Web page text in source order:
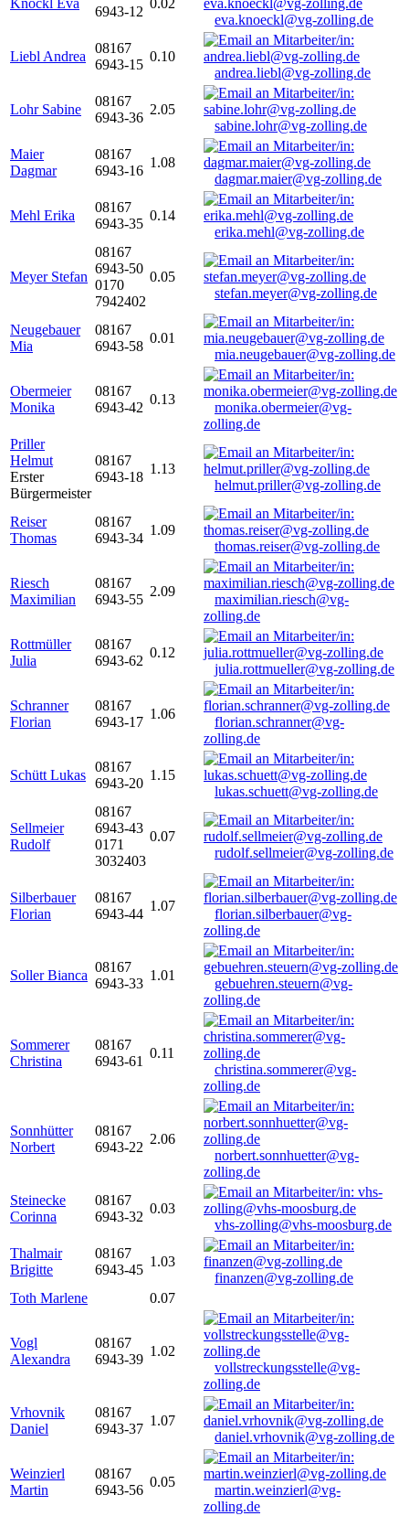
Knöckl Eva
6943-12
0.02
eva.knoeckl@vg-zolling.de
Liebl Andrea
08167
6943-15
0.10
andrea.liebl@vg-zolling.de
Lohr Sabine
08167
6943-36
2.05
sabine.lohr@vg-zolling.de
Maier
Dagmar
08167
6943-16
1.08
dagmar.maier@vg-zolling.de
Mehl Erika
08167
6943-35
0.14
erika.mehl@vg-zolling.de
Meyer Stefan
08167
6943-50
0170
7942402
0.05
stefan.meyer@vg-zolling.de
Neugebauer
Mia
08167
6943-58
0.01
mia.neugebauer@vg-zolling.de
Obermeier
Monika
08167
6943-42
0.13
monika.obermeier@vg-
zolling.de
Priller
Helmut
Erster
Bürgermeister
08167
6943-18
1.13
helmut.priller@vg-zolling.de
Reiser
Thomas
08167
6943-34
1.09
thomas.reiser@vg-zolling.de
Riesch
Maximilian
08167
6943-55
2.09
maximilian.riesch@vg-
zolling.de
Rottmüller
Julia
08167
6943-62
0.12
julia.rottmueller@vg-zolling.de
Schranner
Florian
08167
6943-17
1.06
florian.schranner@vg-
zolling.de
Schütt Lukas
08167
6943-20
1.15
lukas.schuett@vg-zolling.de
Sellmeier
Rudolf
08167
6943-43
0171
3032403
0.07
rudolf.sellmeier@vg-zolling.de
Silberbauer
Florian
08167
6943-44
1.07
florian.silberbauer@vg-
zolling.de
Soller Bianca
08167
6943-33
1.01
gebuehren.steuern@vg-
zolling.de
Sommerer
Christina
08167
6943-61
0.11
christina.sommerer@vg-
zolling.de
Sonnhütter
Norbert
08167
6943-22
2.06
norbert.sonnhuetter@vg-
zolling.de
Steinecke
Corinna
08167
6943-32
0.03
vhs-zolling@vhs-moosburg.de
Thalmair
Brigitte
08167
6943-45
1.03
finanzen@vg-zolling.de
Toth Marlene
0.07
Vogl
Alexandra
08167
6943-39
1.02
vollstreckungsstelle@vg-
zolling.de
Vrhovnik
Daniel
08167
6943-37
1.07
daniel.vrhovnik@vg-zolling.de
Weinzierl
Martin
08167
6943-56
0.05
martin.weinzierl@vg-
zolling.de